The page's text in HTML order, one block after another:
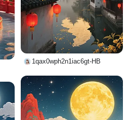
1qax0wph2n1iac6gt-HB